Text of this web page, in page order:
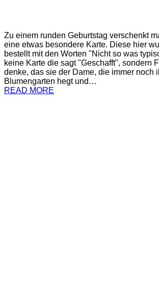
Zu einem runden Geburtstag verschenkt
eine etwas besondere Karte. Diese hier
bestellt mit den Worten "Nicht so was
keine Karte die sagt "Geschafft", sondern
denke, das sie der Dame, die immer noch
Blumengarten hegt und…
READ MORE